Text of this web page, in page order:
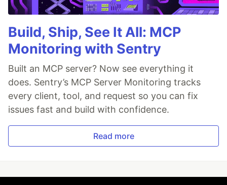
Build, Ship, See It All: MCP
Monitoring with Sentry
Built an MCP server? Now see everything it
does. Sentry’s MCP Server Monitoring tracks
every client, tool, and request so you can fix
issues fast and build with confidence.
Read more